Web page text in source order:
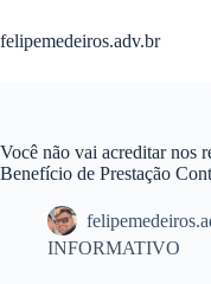
para
o
felipemedeiros.adv.br
Você não vai acreditar nos
Benefício de Prestação
INFORMATIVO